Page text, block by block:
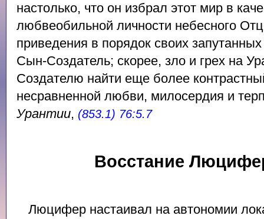
настолько, что он избрал этот мир в
любвеобильной личности небесного
приведения в порядок своих
Сын-Создатель; скорее, зло и грех на
Создателю найти еще более
несравненной любви, милосердия и
Урантии, (853.1) 76:5.7
Восстание
Люцифер настаивал на автономии